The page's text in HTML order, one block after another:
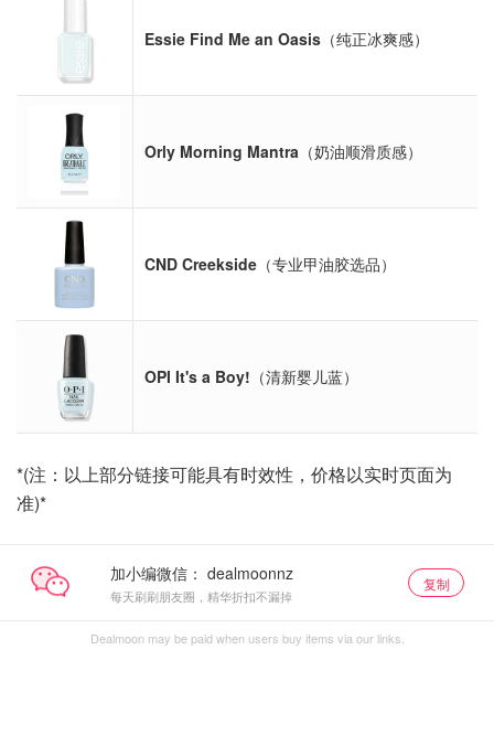
Essie Find Me an Oasis （纯正冰爽感）
Orly Morning Mantra （奶油顺滑质感）
CND Creekside （专业甲油胶选品）
OPI It's a Boy! （清新婴儿蓝）
*(注：以上部分链接可能具有时效性，价格以实时页面为
准)*
加小编微信：
每天刷刷朋友圈，精华折扣不漏掉
复制
Dealmoon may be paid when users buy items via our links.